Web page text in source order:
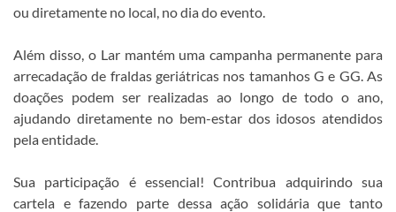
ou diretamente no local, no dia do evento.
Além disso, o Lar mantém uma campanha permanente para
arrecadação de fraldas geriátricas nos tamanhos G e GG. As
doações podem ser realizadas ao longo de todo o ano,
ajudando diretamente no bem-estar dos idosos atendidos
pela entidade.
Sua participação é essencial! Contribua adquirindo sua
cartela e fazendo parte dessa ação solidária que tanto